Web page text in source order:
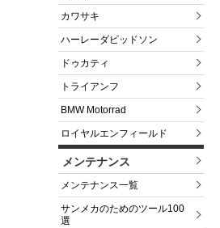
カワサキ
ハーレーダビッドソン
ドゥカティ
トライアンフ
BMW Motorrad
ロイヤルエンフィールド
メンテナンス
メンテナンス一覧
サンメカのためのツール100
選